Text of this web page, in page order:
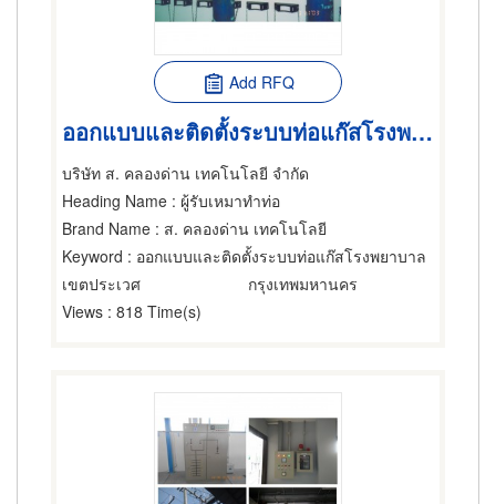
Add RFQ
ออกแบบและติดตั้งระบบท่อแก๊สโรงพยาบาล
บริษัท ส. คลองด่าน เทคโนโลยี จำกัด
Heading Name : ผู้รับเหมาทำท่อ
Brand Name : ส. คลองด่าน เทคโนโลยี
Keyword : ออกแบบและติดตั้งระบบท่อแก๊สโรงพยาบาล
เขตประเวศ
กรุงเทพมหานคร
Views : 818 Time(s)